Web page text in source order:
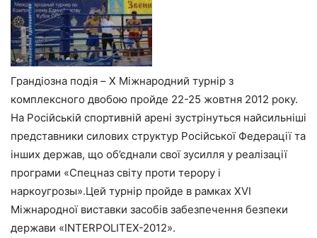
Грандіозна подія – X Міжнародний турнір з
комплексного двобою пройде 22-25 жовтня 2012 року.
На Російській спортивній арені зустрінуться найсильніші
представники силових структур Російської Федерації та
інших держав, що об’єднали свої зусилля у реалізації
програми «Спецназ світу проти терору і
наркоугрозы».Цей турнір пройде в рамках XVI
Міжнародної виставки засобів забезпечення безпеки
держави «INTERPOLITEX-2012».